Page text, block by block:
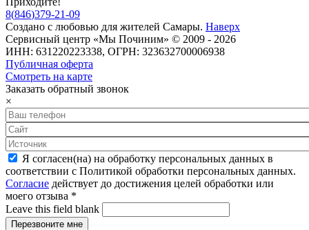
8(846)379-21-09
Создано с любовью для жителей Самары. Наверх
Сервисный центр «Мы Починим» © 2009 - 2026
ИНН: 631220223338, ОГРН: 323632700006938
Публичная оферта
Смотреть на карте
Заказать обратный звонок
×
Я согласен(на) на обработку персональных данных в
соответствии с Политикой обработки персональных данных.
Согласие действует до достижения целей обработки или
моего отзыва *
Leave this field blank